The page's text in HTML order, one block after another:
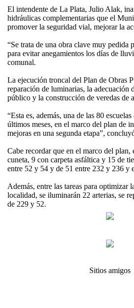
El intendente de La Plata, Julio Alak,
hidráulicas complementarias que el
promover la seguridad vial, mejorar la
“Se trata de una obra clave muy pedida
para evitar anegamientos los días de
comunal.
La ejecución troncal del Plan de Obras
reparación de luminarias, la adecuación
público y la construcción de veredas de
“Esta es, además, una de las 80
últimos meses, en el marco del plan de
mejoras en una segunda etapa”,
Cabe recordar que en el marco del
cuneta, 9 con carpeta asfáltica y 15 de
entre 52 y 54 y de 51 entre 232 y 236 y
Además, entre las tareas para
localidad, se iluminarán 22 arterias, se
de 229 y 52.
Sitios amigos